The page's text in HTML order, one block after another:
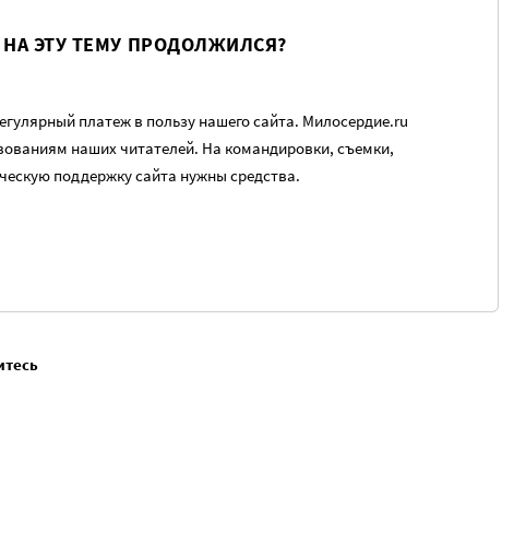
ЭТУ ТЕМУ ПРОДОЛЖИЛСЯ?
платеж в пользу нашего сайта. Милосердие.ru
наших читателей. На командировки, съемки,
поддержку сайта нужны средства.